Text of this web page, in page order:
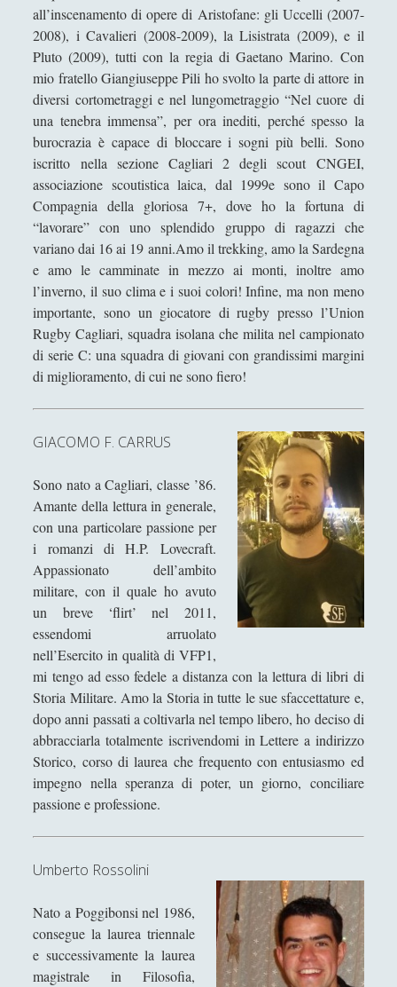
Andrea Mereu
Andrea Zeppi
Brad Smith
Chiara Cozzi
Cosimo Meneguzzo
Daniele Barni
Danilo Mallò
Dario Maestripieri
Enrico Pili
Federica Mazzocchini
Francesco Margoni
Francesco Marigo
Gaetano Barbella
Giacomo Carrus
Giada Salvati
Giangiuseppe Pili
Giorgio Della Rocca
Giovanni Ingrosso
Giuseppe Cacciatore
Giuseppe Ragunì
Guido Del Santo
Ivano E. Pollini
Laura Baire
Linda Savelli
Massimo Fabi
Paolo Meneghetti
Redazione
Robert Paul Wolff
all’inscenamento di opere di Aristofane: gli Uccelli (2007-
2008), i Cavalieri (2008-2009), la Lisistrata (2009), e il
Pluto (2009), tutti con la regia di Gaetano Marino. Con
mio fratello Giangiuseppe Pili ho svolto la parte di attore in
diversi cortometraggi e nel lungometraggio “Nel cuore di
una tenebra immensa”, per ora inediti, perché spesso la
burocrazia è capace di bloccare i sogni più belli. Sono
iscritto nella sezione Cagliari 2 degli scout CNGEI,
associazione scoutistica laica, dal 1999e sono il Capo
Compagnia della gloriosa 7+, dove ho la fortuna di
“lavorare” con uno splendido gruppo di ragazzi che
variano dai 16 ai 19 anni.Amo il trekking, amo la Sardegna
e amo le camminate in mezzo ai monti, inoltre amo
l’inverno, il suo clima e i suoi colori! Infine, ma non meno
importante, sono un giocatore di rugby presso l’Union
Rugby Cagliari, squadra isolana che milita nel campionato
di serie C: una squadra di giovani con grandissimi margini
di miglioramento, di cui ne sono fiero!
GIACOMO F. CARRUS
Sono nato a Cagliari, classe ’86.
Amante della lettura in generale,
con una particolare passione per
i romanzi di H.P. Lovecraft.
Appassionato dell’ambito
militare, con il quale ho avuto
un breve ‘flirt’ nel 2011,
essendomi arruolato
nell’Esercito in qualità di VFP1,
mi tengo ad esso fedele a distanza con la lettura di libri di
Storia Militare. Amo la Storia in tutte le sue sfaccettature e,
dopo anni passati a coltivarla nel tempo libero, ho deciso di
abbracciarla totalmente iscrivendomi in Lettere a indirizzo
Storico, corso di laurea che frequento con entusiasmo ed
impegno nella speranza di poter, un giorno, conciliare
passione e professione.
Umberto Rossolini
Nato a Poggibonsi nel 1986,
consegue la laurea triennale
e successivamente la laurea
magistrale in Filosofia,